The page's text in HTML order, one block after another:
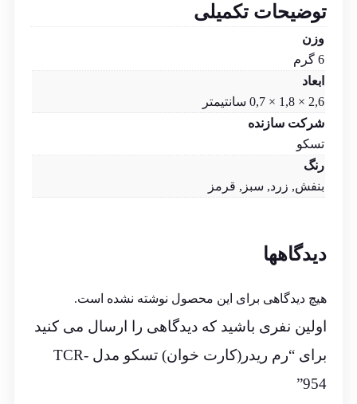
توضیحات تکمیلی
وزن
6 گرم
ابعاد
2,6 × 1,8 × 0,7 سانتیمتر
شرکت سازنده
تسکو
رنگ
بنفش, زرد, سبز, قرمز
دیدگاهها
هیچ دیدگاهی برای این محصول نوشته نشده است.
اولین نفری باشید که دیدگاهی را ارسال می کنید
برای “رم ریدر(کارت خوان) تسکو مدل TCR-
954”